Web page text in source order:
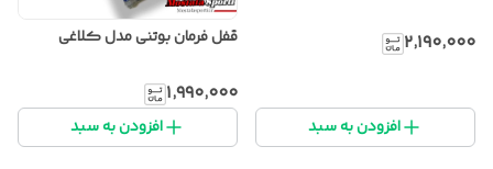
۲٬۱۹۰٬۰۰۰
افزودن به سبد
قفل فرمان بوتنی مدل کلاغی
۱٬۹۹۰٬۰۰۰
افزودن به سبد